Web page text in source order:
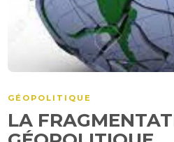
GÉOPOLITIQUE
LA